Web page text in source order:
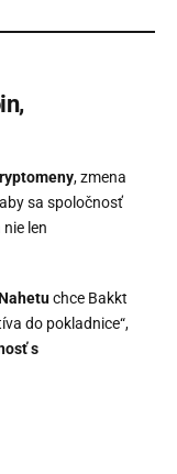
, zmena
sa spoločnosť
nie len
chce Bakkt
do pokladnice“,
s